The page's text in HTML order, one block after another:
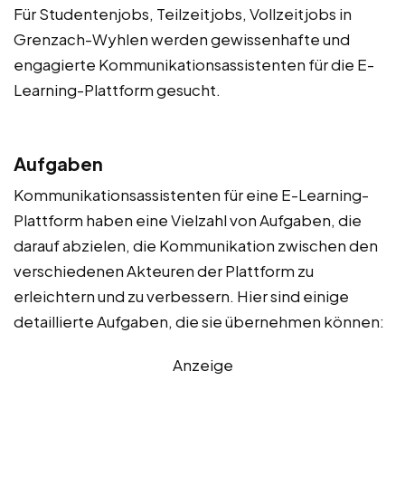
Für Studentenjobs, Teilzeitjobs, Vollzeitjobs in
Grenzach-Wyhlen werden gewissenhafte und
engagierte Kommunikationsassistenten für die E-
Learning-Plattform gesucht.
Aufgaben
Kommunikationsassistenten für eine E-Learning-
Plattform haben eine Vielzahl von Aufgaben, die
darauf abzielen, die Kommunikation zwischen den
verschiedenen Akteuren der Plattform zu
erleichtern und zu verbessern. Hier sind einige
detaillierte Aufgaben, die sie übernehmen können:
Anzeige